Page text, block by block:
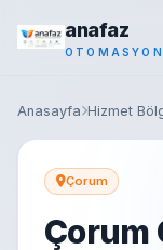
anafaz
Anasayfa Hizmet
Çorum
Çorum